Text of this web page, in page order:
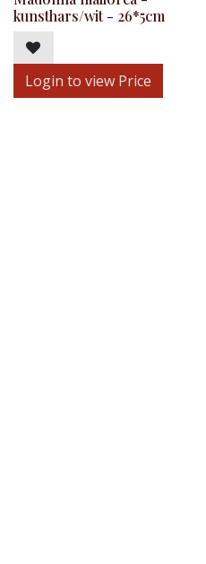
kunsthars/wit - 26*5cm
Login to view Price